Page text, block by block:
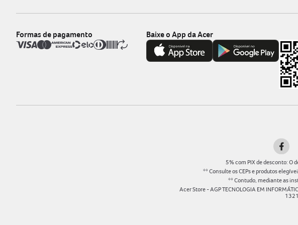
Formas de pagamento Baixe o App da Acer
5%com PIX de desconto: O
** Consulte os CEPs e produtos
** Contudo, mediante as
Acer Store - AGP TECNOLOGIA EM